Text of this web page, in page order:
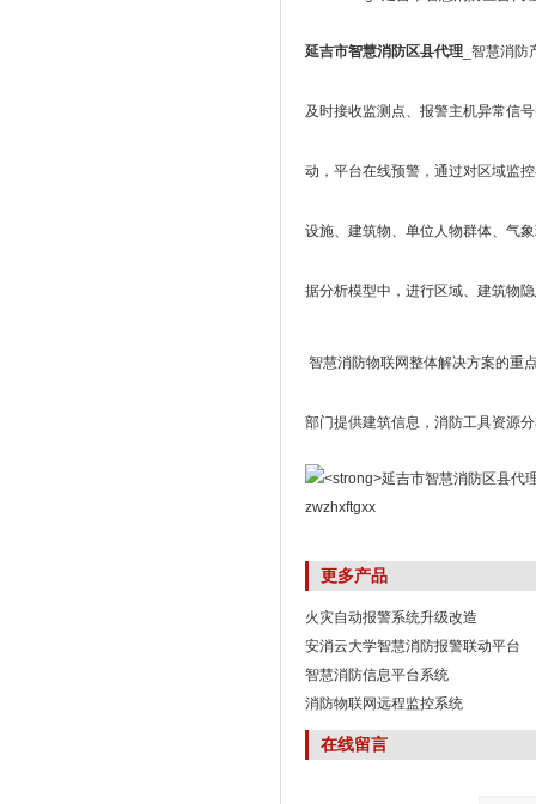
延吉市智慧消防区县代理 _智慧消
及时接收监测点、报警主机异常信
动，平台在线预警，通过对区域监
设施、建筑物、单位人物群体、气
据分析模型中，进行区域、建筑物
智慧消防物联网整体解决方案的重
部门提供建筑信息，消防工具资源
zwzhxftgxx
更多产品
火灾自动报警系统升级改造
安消云大学智慧消防报警联动平台
智慧消防信息平台系统
消防物联网远程监控系统
在线留言